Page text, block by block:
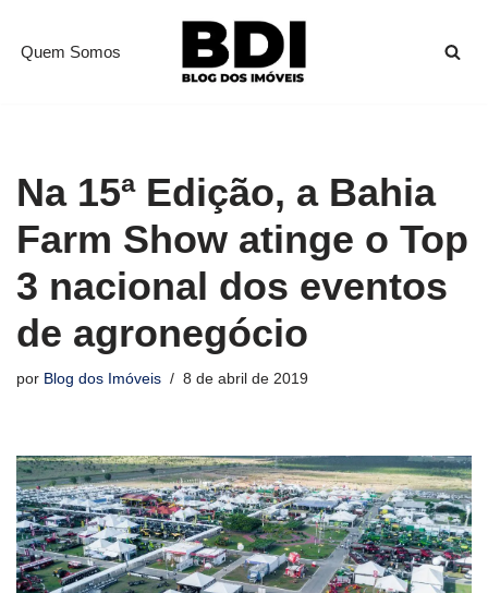
Pular
Quem Somos
Na 15ª Edição, a Bahia
Farm Show atinge o Top
3 nacional dos eventos
de agronegócio
por Blog dos Imóveis 8 de abril de 2019